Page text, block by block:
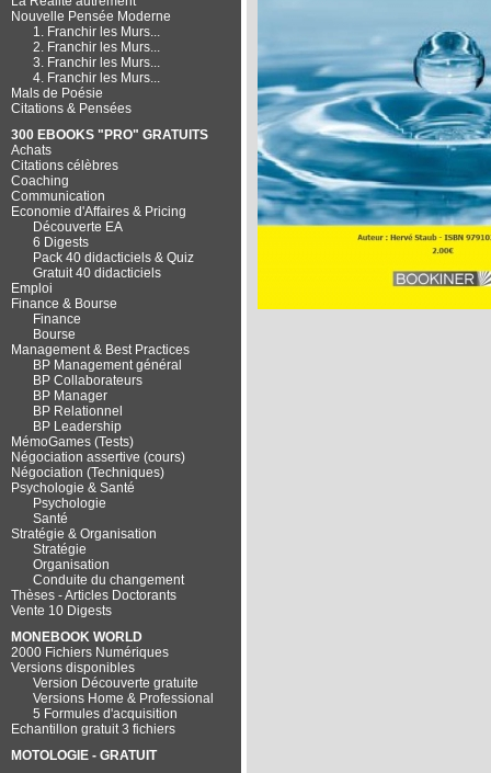
Nouvelle Pensée Moderne
1. Franchir les Murs...
2. Franchir les Murs...
3. Franchir les Murs...
4. Franchir les Murs...
Mals de Poésie
Citations & Pensées
300 EBOOKS "PRO" GRATUITS
Achats
Citations célèbres
Coaching
Communication
Economie d'Affaires & Pricing
Découverte EA
6 Digests
Pack 40 didacticiels & Quiz
Gratuit 40 didacticiels
Emploi
Finance & Bourse
Finance
Bourse
Management & Best Practices
BP Management général
BP Collaborateurs
BP Manager
BP Relationnel
BP Leadership
MémoGames (Tests)
Négociation assertive (cours)
Négociation (Techniques)
Psychologie & Santé
Psychologie
Santé
Stratégie & Organisation
Stratégie
Organisation
Conduite du changement
Thèses - Articles Doctorants
Vente 10 Digests
MONEBOOK WORLD
2000 Fichiers Numériques
Versions disponibles
Version Découverte gratuite
Versions Home & Professional
5 Formules d'acquisition
Echantillon gratuit 3 fichiers
MOTOLOGIE - GRATUIT